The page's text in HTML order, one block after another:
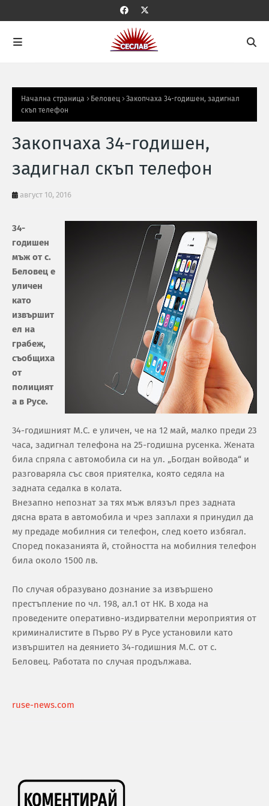
Начална страница Беловец
Закопчаха 34-годишен, задигнал
скъп телефон
Закопчаха 34-годишен,
задигнал скъп телефон
август 10, 2016
34-
годишен
мъж от с.
Беловец е
уличен
като
извършит
ел на
грабеж,
съобщиха
от
полицият
а в Русе.
34-годишният М.С. е уличен, че на 12 май, малко преди 23
часа, задигнал телефона на 25-годишна русенка. Жената
била спряла с автомобила си на ул. „Богдан войвода“ и
разговаряла със своя приятелка, която седяла на
задната седалка в колата.
Внезапно непознат за тях мъж влязъл през задната
дясна врата в автомобила и чрез заплахи я принудил да
му предаде мобилния си телефон, след което избягал.
Според показанията й, стойността на мобилния телефон
била около 1500 лв.
По случая образувано дознание за извършено
престъпление по чл. 198, ал.1 от НК. В хода на
проведените оперативно-издирвателни мероприятия от
криминалистите в Първо РУ в Русе установили като
извършител на деянието 34-годишния М.С. от с.
Беловец. Работата по случая продължава.
ruse-news.com